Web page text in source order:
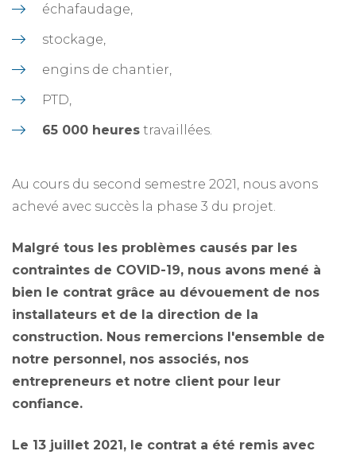
échafaudage,
stockage,
engins de chantier,
PTD,
65 000 heures travaillées.
Au cours du second semestre 2021, nous avons
achevé avec succès la phase 3 du projet.
Malgré tous les problèmes causés par les
contraintes de COVID-19, nous avons mené à
bien le contrat grâce au dévouement de nos
installateurs et de la direction de la
construction. Nous remercions l'ensemble de
notre personnel, nos associés, nos
entrepreneurs et notre client pour leur
confiance.
Le 13 juillet 2021, le contrat a été remis avec